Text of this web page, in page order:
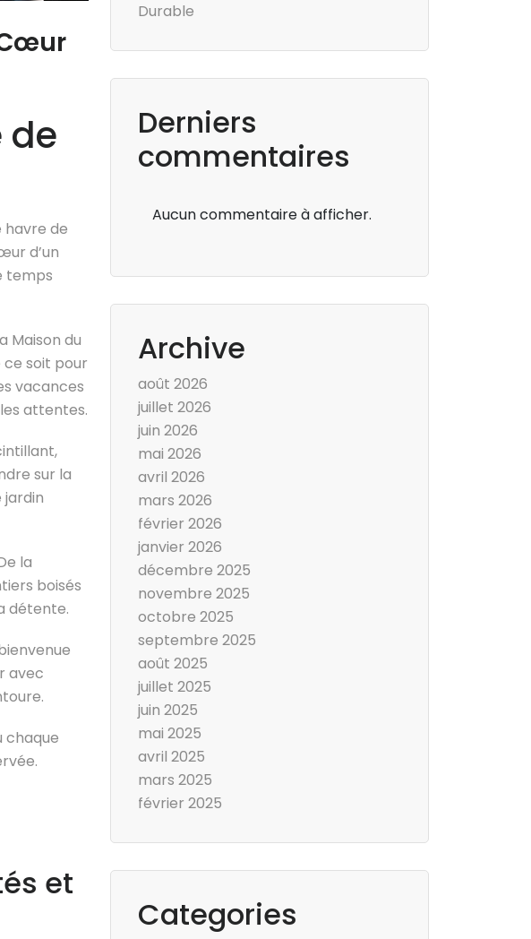
de
havre de
d’un
temps
Maison du
ce soit pour
vacances
attentes.
sur la
jardin
la
boisés
détente.
avec
chaque
et
Durable
Derniers
commentaires
Aucun commentaire à afficher.
Archive
août 2026
juillet 2026
juin 2026
mai 2026
avril 2026
mars 2026
février 2026
janvier 2026
décembre 2025
novembre 2025
octobre 2025
septembre 2025
août 2025
juillet 2025
juin 2025
mai 2025
avril 2025
mars 2025
février 2025
Categories